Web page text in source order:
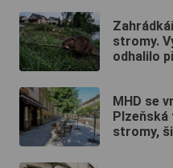
stromy.
odhalilo
MHD se
Plzeňská
stromy,